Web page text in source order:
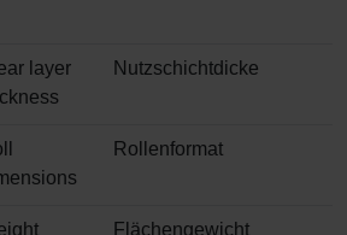
layer
Nutzschichtdicke
Rollenformat
Flächengewicht